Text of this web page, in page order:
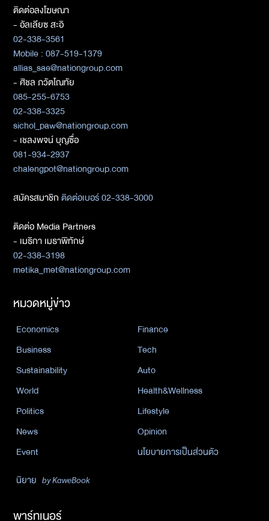
ติดต่อลงโฆษณา
- อัลเลียซ สะอิ
02-338-3561
Mobile : 087-519-1379
allias_sae@nationgroup.com
- ศิชล ภวัตโณทัย
085-255-6753
02-338-3325
sichol_paw@nationgroup.com
- เชลงพจน์ บุญซื่อ
081-934-2937
chalengpot@nationgroup.com
สมัครสมาชิกติดต่อเบอร์ 02-338-3000
ติดต่อ Media Partners
- เมธิกา เมธาพิทักษ์
02-338-3198
metika_met@nationgroup.com
หมวดหมู่ข่าว
Economics
Finance
Business
Tech
Sustainability
Auto
World
Health&Wellness
Politics
Lifestyle
News
Opinion
Event
นโยบายการเป็นส่วนตัว
นิยาย by KaweBook
พาร์ทเนอร์